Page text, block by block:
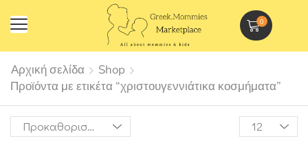
0
Αρχική σελίδα
Shop
Προϊόντα με ετικέτα “χριστουγεννιάτικα κοσμήματα”